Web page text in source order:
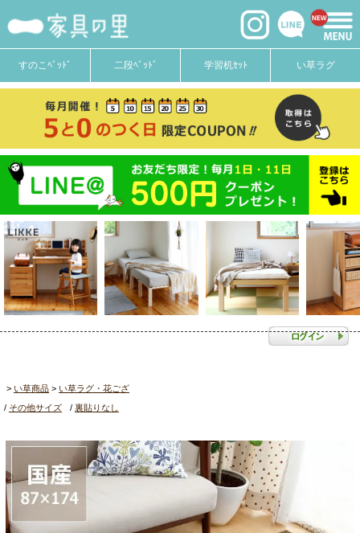
すのこﾍﾞｯﾄﾞ 二段ﾍﾞｯﾄﾞ 学習机ｾｯﾄ い草ラグ
い草商品
い草ラグ・花ござ
その他サイズ
裏貼りなし